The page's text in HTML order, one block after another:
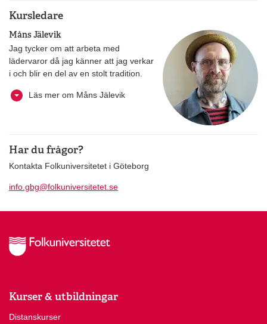
Kursledare
Måns Jälevik
Jag tycker om att arbeta med
lädervaror då jag känner att jag verkar
i och blir en del av en stolt tradition.
Läs mer om Måns Jälevik
Har du frågor?
Kontakta Folkuniversitetet i Göteborg
info.gbg@folkuniversitetet.se
Kurser & utbildningar
Distanskurser